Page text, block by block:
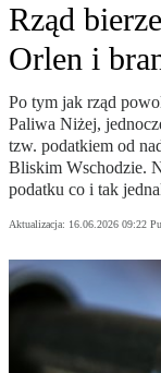
Rząd
Orlen i
Po tym jak rząd
Paliwa Niżej,
tzw. podatkiem od
Bliskim Wschodzie.
podatku co i tak
Aktualizacja: 16.06.2026 09:22